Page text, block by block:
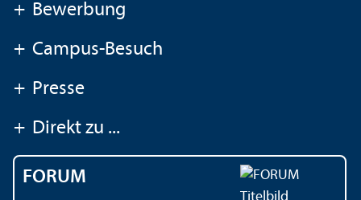
+ Bewerbung
+ Campus-Besuch
+ Presse
+ Direkt zu ...
FORUM